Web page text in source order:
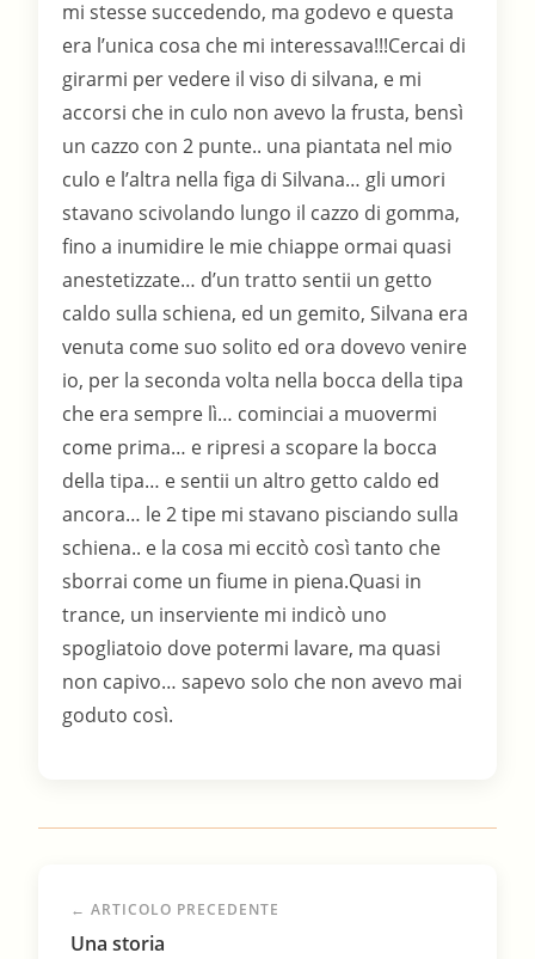
mi stesse succedendo, ma godevo e questa
era l’unica cosa che mi interessava!!!Cercai di
girarmi per vedere il viso di silvana, e mi
accorsi che in culo non avevo la frusta, bensì
un cazzo con 2 punte.. una piantata nel mio
culo e l’altra nella figa di Silvana… gli umori
stavano scivolando lungo il cazzo di gomma,
fino a inumidire le mie chiappe ormai quasi
anestetizzate… d’un tratto sentii un getto
caldo sulla schiena, ed un gemito, Silvana era
venuta come suo solito ed ora dovevo venire
io, per la seconda volta nella bocca della tipa
che era sempre lì… cominciai a muovermi
come prima… e ripresi a scopare la bocca
della tipa… e sentii un altro getto caldo ed
ancora… le 2 tipe mi stavano pisciando sulla
schiena.. e la cosa mi eccitò così tanto che
sborrai come un fiume in piena.Quasi in
trance, un inserviente mi indicò uno
spogliatoio dove potermi lavare, ma quasi
non capivo… sapevo solo che non avevo mai
goduto così.
← ARTICOLO PRECEDENTE
Una storia